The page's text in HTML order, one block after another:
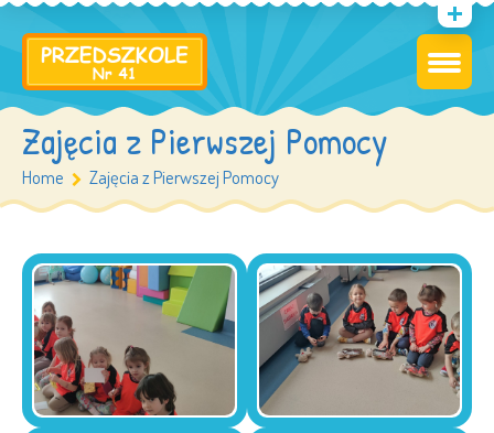
Zajęcia z Pierwszej Pomocy
Home Zajęcia z Pierwszej Pomocy